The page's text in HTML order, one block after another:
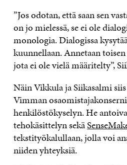
”Jos odotan, että saan sen
on jo mielessä, se ei ole
monologia. Dialogissa
kuunnellaan. Annetaan
jota ei ole vielä määritelty”,
Näin Vikkula ja Siikasalmi
Vimman
henkilöstökyselyn. He
tehokäsittelyn sekä
tekstityökalullaan, jolla voi
niiden yhteyksiä.